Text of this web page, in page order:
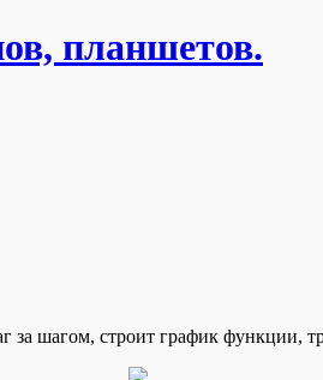
планшетов.
шагом, строит график функции,